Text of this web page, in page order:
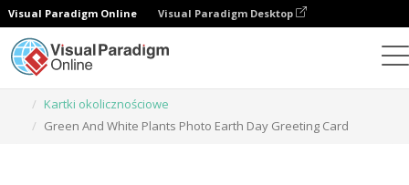
Visual Paradigm Online Visual Paradigm Desktop
Kartki okolicznościowe
Green And White Plants Photo Earth Day Greeting Card